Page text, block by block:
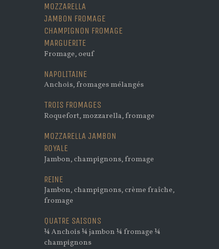
MOZZARELLA
JAMBON FROMAGE
CHAMPIGNON FROMAGE
MARGUERITE
Fromage, oeuf
NAPOLITAINE
Anchois, fromages mélangés
TROIS FROMAGES
Roquefort, mozzarella, fromage
MOZZARELLA JAMBON
ROYALE
Jambon, champignons, fromage
REINE
Jambon, champignons, crème fraîche,
fromage
QUATRE SAISONS
¼ Anchois ¼ jambon ¼ fromage ¼
champignons